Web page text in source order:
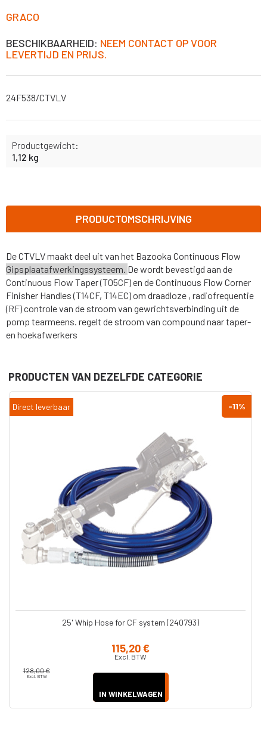
GRACO
BESCHIKBAARHEID: NEEM CONTACT OP VOOR
LEVERTIJD EN PRIJS.
24F538/CTVLV
Productgewicht:
1,12 kg
PRODUCTOMSCHRIJVING
DeCTVLVmaakt deel uit van het Bazooka Continuous Flow
Gipsplaatafwerkingssysteem. Dewordt bevestigd aan de
Continuous Flow Taper(T05CF)en deContinuous Flow Corner
Finisher Handles(T14CF, T14EC)om draadloze , radiofrequentie
(RF)controlevan de stroom van gewrichtsverbinding uit de
pomp tearmeens. regelt de stroom van compound naartaper-
en hoekafwerkers
PRODUCTEN VAN DEZELFDE CATEGORIE
-11%
Direct leverbaar
25' Whip Hose for CF system (240793)
115,20 €
Excl. BTW
128,00 €
Excl. BTW
IN WINKELWAGEN